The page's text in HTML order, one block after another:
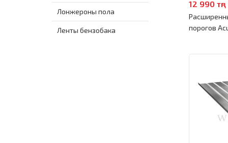
Лонжероны пола
Ленты бензобака
12 990 тңг
порогов